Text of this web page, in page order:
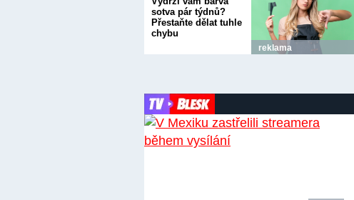
sotva pár týdnů?
Přestaňte dělat tuhle
chybu
reklama